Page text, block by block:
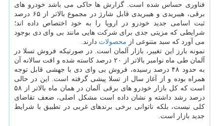
فناوری حساس شده است. گزارش ها حاکی می باشد خودرو های
برقی، هیبریدی و هیبریدی قابل شارژ در مجموع بالاتر از ۶۵ درصد
ثبت اسامی جدید خودرو در اروپا را به خود اختصاص داده اند؛
شرایطی که مزیتی جدی برای شرکت هایی مانند بی وای دی بوجود
می آورد که سبد متنوعی از محصولات دارند.
نمونه بارز این تغییر، بازار آلمان است. در صورتیکه فروش تسلا در
آلمان طی ماه نوامبر بالاتر از ۲۰ درصد کاسته شده و افت سالانه آن
به حدود ۴۸ درصد رسیده، فروش بی وای دی با جهشی قابل توجه
همراه بوده و از آغاز سال از تسلا پیشی گرفته است. این در حالی
است که کل بازار خودرو های برقی آلمان در همان ماه بالاتر از ۵۸
درصد رشد داشته و نشان داده است مشکل اصلی، ضعف تقاضای
کلی نیست، بلکه ناتوانی برخی برندهای غربی در تطبیق با شرایط
جدید بازار است.